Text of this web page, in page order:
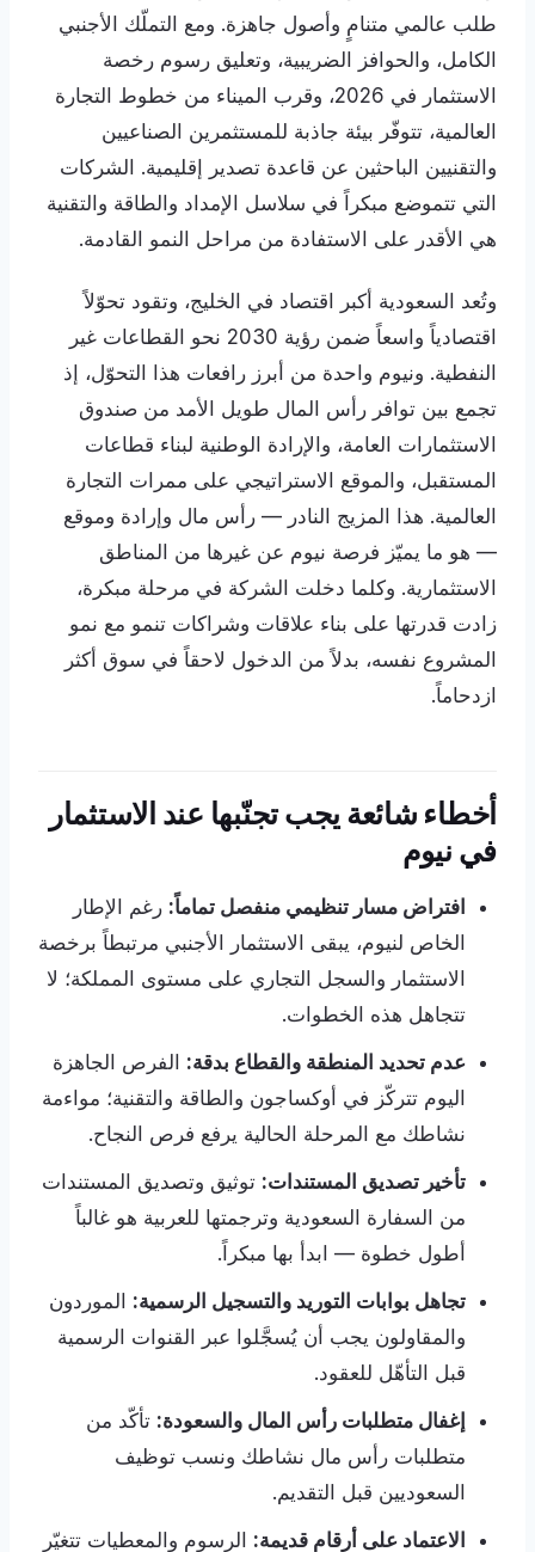
طلب عالمي متنامٍ وأصول جاهزة. ومع التملّك الأجنبي
الكامل، والحوافز الضريبية، وتعليق رسوم رخصة
الاستثمار في 2026، وقرب الميناء من خطوط التجارة
العالمية، تتوفّر بيئة جاذبة للمستثمرين الصناعيين
والتقنيين الباحثين عن قاعدة تصدير إقليمية. الشركات
التي تتموضع مبكراً في سلاسل الإمداد والطاقة والتقنية
هي الأقدر على الاستفادة من مراحل النمو القادمة.
وتُعد السعودية أكبر اقتصاد في الخليج، وتقود تحوّلاً
اقتصادياً واسعاً ضمن رؤية 2030 نحو القطاعات غير
النفطية. ونيوم واحدة من أبرز رافعات هذا التحوّل، إذ
تجمع بين توافر رأس المال طويل الأمد من صندوق
الاستثمارات العامة، والإرادة الوطنية لبناء قطاعات
المستقبل، والموقع الاستراتيجي على ممرات التجارة
العالمية. هذا المزيج النادر — رأس مال وإرادة وموقع
— هو ما يميّز فرصة نيوم عن غيرها من المناطق
الاستثمارية. وكلما دخلت الشركة في مرحلة مبكرة،
زادت قدرتها على بناء علاقات وشراكات تنمو مع نمو
المشروع نفسه، بدلاً من الدخول لاحقاً في سوق أكثر
ازدحاماً.
أخطاء شائعة يجب تجنّبها عند الاستثمار
في نيوم
افتراض مسار تنظيمي منفصل تماماً: رغم الإطار
الخاص لنيوم، يبقى الاستثمار الأجنبي مرتبطاً برخصة
الاستثمار والسجل التجاري على مستوى المملكة؛ لا
تتجاهل هذه الخطوات.
عدم تحديد المنطقة والقطاع بدقة: الفرص الجاهزة
اليوم تتركّز في أوكساجون والطاقة والتقنية؛ مواءمة
نشاطك مع المرحلة الحالية يرفع فرص النجاح.
تأخير تصديق المستندات: توثيق وتصديق المستندات
من السفارة السعودية وترجمتها للعربية هو غالباً
أطول خطوة — ابدأ بها مبكراً.
تجاهل بوابات التوريد والتسجيل الرسمية: الموردون
والمقاولون يجب أن يُسجَّلوا عبر القنوات الرسمية
قبل التأهّل للعقود.
إغفال متطلبات رأس المال والسعودة: تأكّد من
متطلبات رأس مال نشاطك ونسب توظيف
السعوديين قبل التقديم.
الاعتماد على أرقام قديمة: الرسوم والمعطيات تتغيّر